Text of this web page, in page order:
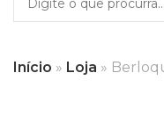
Início » Loja »